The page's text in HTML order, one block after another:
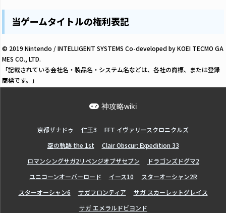
当ゲームタイトルの権利表記
© 2019 Nintendo / INTELLIGENT SYSTEMS Co-developed by KOEI TECMO GA
MES CO., LTD.
「記載されている会社名・製品名・システム名などは、各社の商標、または登録
商標です。」
神攻略wiki
亰都ザナドゥ 仁王3
FFT イヴァリースクロニクルズ
空の軌跡 the 1st
Clair Obscur: Expedition 33
ロマンシングサガ2リベンジオブザセブン
ドラゴンズドグマ2
ユニコーンオーバーロード
イース10
スターオーシャン2R
スターオーシャン6
サガフロンティア
サガ スカーレットグレイス
サガ エメラルドビヨンド